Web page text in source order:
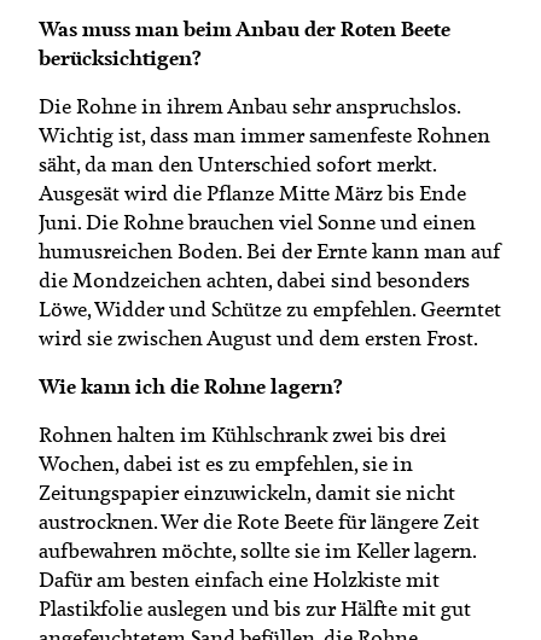
Was muss man beim Anbau der Roten Beete
berücksichtigen?
Die Rohne in ihrem Anbau sehr anspruchslos.
Wichtig ist, dass man immer samenfeste Rohnen
säht, da man den Unterschied sofort merkt.
Ausgesät wird die Pflanze Mitte März bis Ende
Juni. Die Rohne brauchen viel Sonne und einen
humusreichen Boden. Bei der Ernte kann man auf
die Mondzeichen achten, dabei sind besonders
Löwe, Widder und Schütze zu empfehlen. Geerntet
wird sie zwischen August und dem ersten Frost.
Wie kann ich die Rohne lagern?
Rohnen halten im Kühlschrank zwei bis drei
Wochen, dabei ist es zu empfehlen, sie in
Zeitungspapier einzuwickeln, damit sie nicht
austrocknen. Wer die Rote Beete für längere Zeit
aufbewahren möchte, sollte sie im Keller lagern.
Dafür am besten einfach eine Holzkiste mit
Plastikfolie auslegen und bis zur Hälfte mit gut